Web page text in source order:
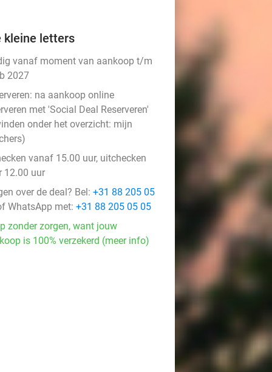
kleine letters
vanaf moment van aankoop t/m
2027
na aankoop online
met 'Social Deal Reserveren'
onder het overzicht: mijn
)
vanaf 15.00 uur, uitchecken
12.00 uur
over de deal? Bel: +31 88 205 05
WhatsApp met: +31 88 205 05 05
zonder zorgen, want jouw
is 100% verzekerd (meer info)